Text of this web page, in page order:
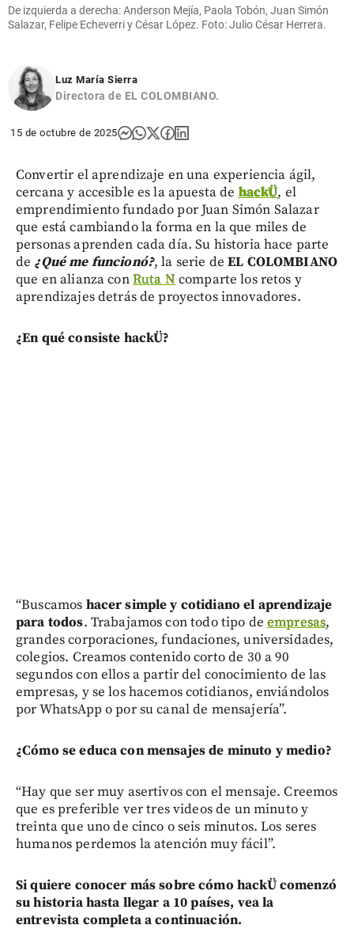
De izquierda a derecha: Anderson Mejía, Paola Tobón, Juan Simón
Salazar, Felipe Echeverri y César López. Foto: Julio César Herrera.
Luz María Sierra
Directora de EL COLOMBIANO.
15 de octubre de 2025
Convertir el aprendizaje en una experiencia ágil,
cercana y accesible es la apuesta de hackÜ, el
emprendimiento fundado por Juan Simón Salazar
que está cambiando la forma en la que miles de
personas aprenden cada día. Su historia hace parte
de ¿Qué me funcionó?, la serie deEL COLOMBIANO
que en alianza conRuta N comparte los retos y
aprendizajes detrás de proyectos innovadores.
¿En qué consiste hackÜ?
“Buscamos hacer simple y cotidiano el aprendizaje
para todos. Trabajamos con todo tipo deempresas,
grandes corporaciones, fundaciones, universidades,
colegios. Creamos contenido corto de 30 a 90
segundos con ellos a partir del conocimiento de las
empresas, y se los hacemos cotidianos, enviándolos
por WhatsApp o por su canal de mensajería”.
¿Cómo se educa con mensajes de minuto y medio?
“Hay que ser muy asertivos con el mensaje. Creemos
que es preferible ver tres videos de un minuto y
treinta que uno de cinco o seis minutos. Los seres
humanos perdemos la atención muy fácil”.
Si quiere conocer más sobre cómo hackÜ comenzó
su historia hasta llegar a 10 países, vea la
entrevista completa a continuación.